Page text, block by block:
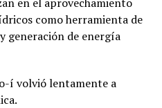
como herramienta de
generación de energía
í volvió lentamente a